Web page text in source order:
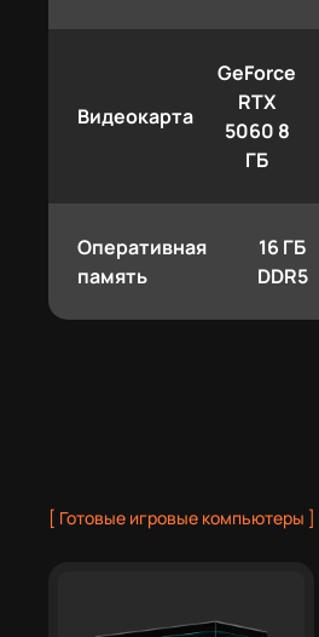
Видеокарта
GeForce
RTX
5060 8
ГБ
Оперативная
память
16 ГБ
DDR5
[ Готовые игровые компьютеры ]